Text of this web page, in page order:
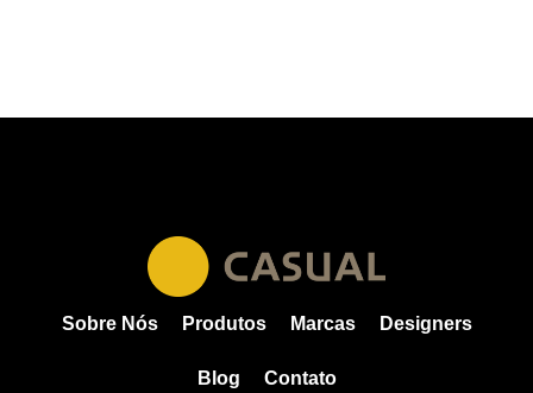
Sobre Nós Produtos Marcas Designers
Blog Contato